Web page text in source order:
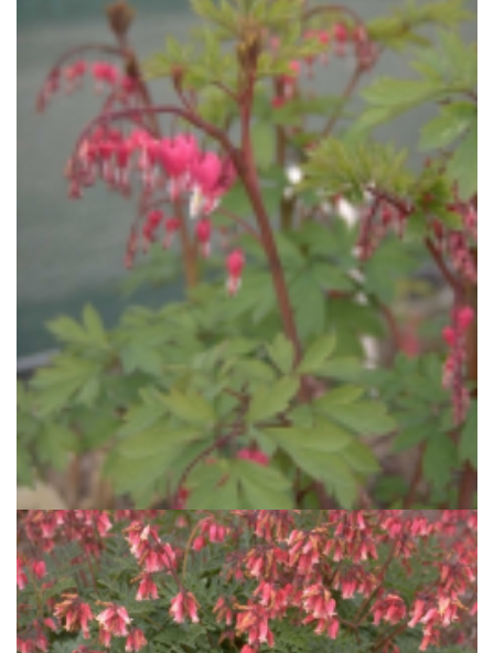
Gebroken hartje
Dicentra spectabilis